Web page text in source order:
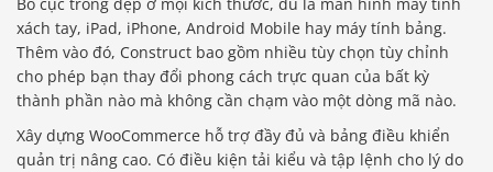
xách tay, iPad, iPhone, Android Mobile hay máy tính bảng.
Thêm vào đó, Construct bao gồm nhiều tùy chọn tùy chỉnh
cho phép bạn thay đổi phong cách trực quan của bất kỳ
thành phần nào mà không cần chạm vào một dòng mã nào.
Xây dựng WooCommerce hỗ trợ đầy đủ và bảng điều khiển
quản trị nâng cao. Có điều kiện tải kiểu và tập lệnh cho lý do